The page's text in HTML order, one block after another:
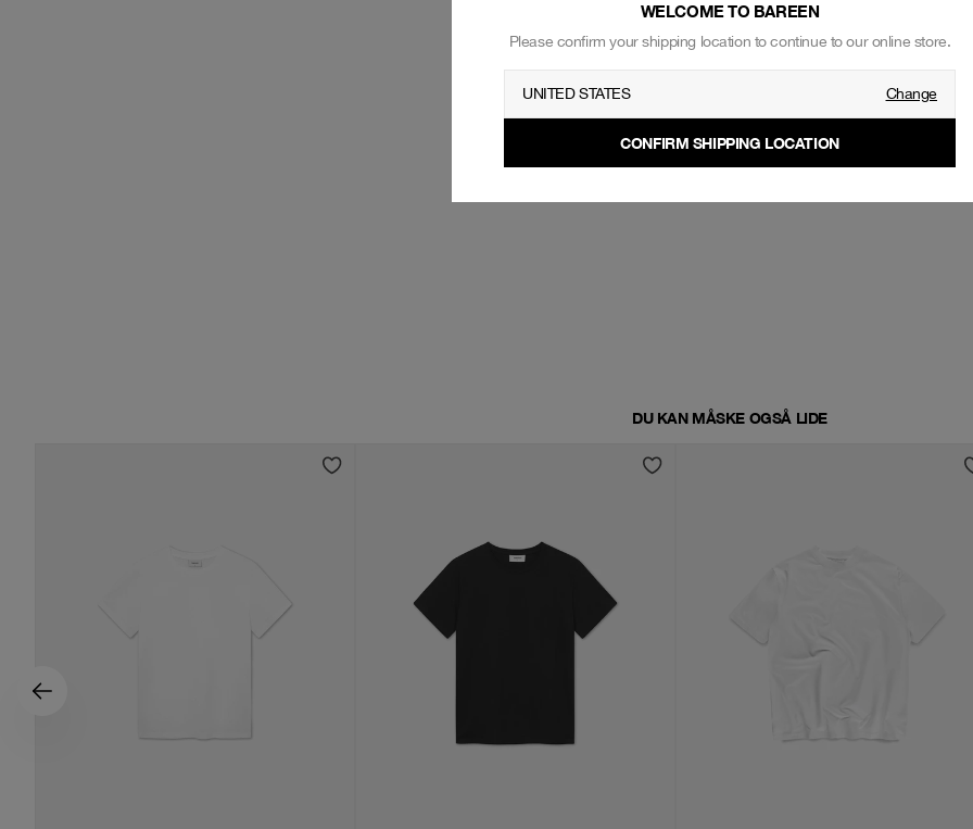
VORES COMMUNITY
DU KAN MÅSKE OGSÅ LIDE
WELCOME TO BAREEN
Please confirm your shipping location to continue to our online store.
UNITED STATES Change
CONFIRM SHIPPING LOCATION